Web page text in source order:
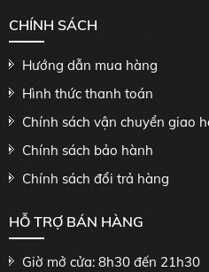
CHÍNH SÁCH
Hướng dẫn mua hàng
Hình thức thanh toán
Chính sách vận chuyển giao
Chính sách bảo hành
Chính sách đổi trả hàng
HỖ TRỢ BÁN HÀNG
Giờ mở cửa: 8h30 đến 21h30